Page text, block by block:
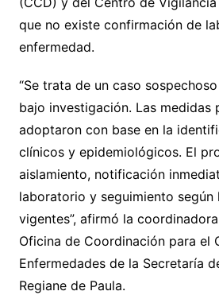
que no existe confirmación de
enfermedad.
“Se trata de un caso
bajo investigación. Las medidas
adoptaron con base en la
clínicos y epidemiológicos. El
aislamiento, notificación
laboratorio y seguimiento
vigentes”, afirmó la
Oficina de Coordinación para el
Enfermedades de la Secretaría
Regiane de Paula.